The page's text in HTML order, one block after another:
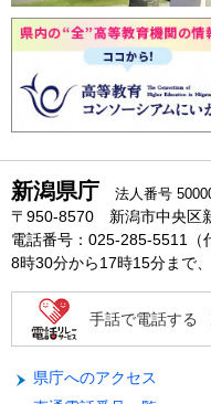
新潟県庁 法人番号
〒950-8570 新潟市中央区
電話番号：025-285-5511（
8時30分から17時15分まで
手話で電話する
県庁へのアクセス